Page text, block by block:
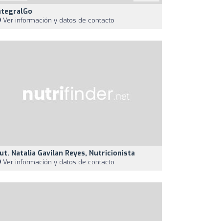
Ver información y datos de contacto
Natalia Gavilan Reyes, Nutricionista
Ver información y datos de contacto